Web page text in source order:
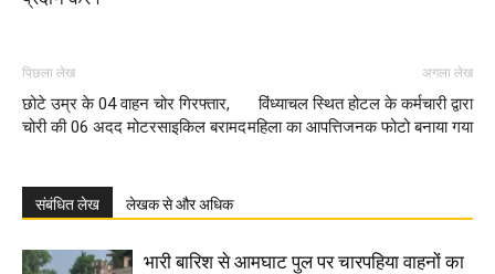
पिछला लेख
छोटे उम्र के 04 वाहन चोर गिरफ्तार,
चोरी की 06 अदद मोटरसाइकिल बरामद
अगला लेख
विंध्याचल स्थित होटल के कर्मचारी द्वारा
महिला का आपत्तिजनक फोटो बनाया गया
संबंधित लेख लेखक से और अधिक
भारी बारिश से आमघाट पुल पर चारपहिया वाहनों का